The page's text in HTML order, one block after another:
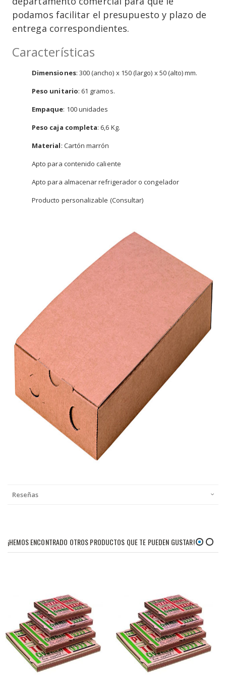
podamos facilitar el presupuesto y plazo de
entrega correspondientes.
Características
Dimensiones: 300 (ancho) x 150 (largo) x 50 (alto) mm.
Peso unitario: 61 gramos.
Empaque: 100 unidades
Peso caja completa: 6,6 Kg.
Material: Cartón marrón
Apto para contenido caliente
Apto para almacenar refrigerador o congelador
Producto personalizable (Consultar)
Reseñas
¡HEMOS ENCONTRADO OTROS PRODUCTOS QUE TE PUEDEN GUSTAR!